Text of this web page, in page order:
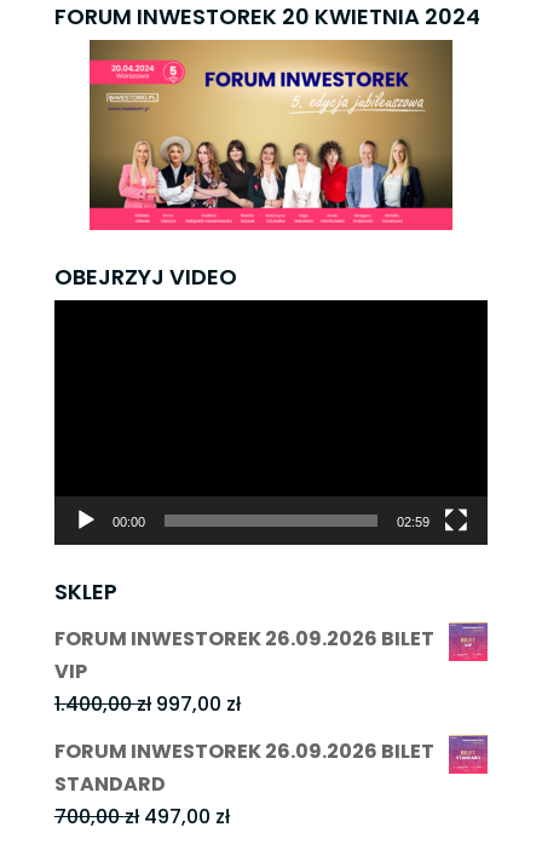
FORUM INWESTOREK 20 KWIETNIA 2024
OBEJRZYJ VIDEO
00:00 02:59
SKLEP
FORUM INWESTOREK 26.09.2026 BILET
VIP
1.400,00zł Pierwotna
997,00 złAktualna
FORUM INWESTOREK 26.09.2026 BILET
STANDARD
700,00zł Pierwotna
497,00 złAktualna